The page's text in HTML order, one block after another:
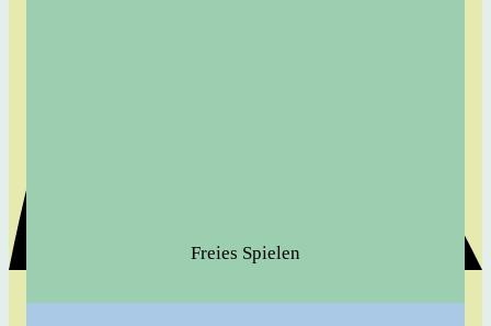
Freies Spielen